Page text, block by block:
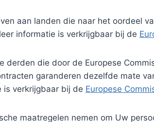
aan landen die naar het oordeel
informatie is verkrijgbaar bij de
derden die door de Europese
garanderen dezelfde mate
is verkrijgbaar bij de Europese
maatregelen nemen om Uw